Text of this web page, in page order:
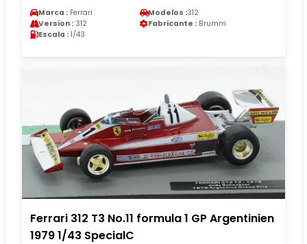
Marca : Ferrari Modelos :312
Version : 312 Fabricante : Brumm
Escala : 1/43
Ferrari 312 T3 No.11 formula 1 GP Argentinien
1979 1/43 SpecialC